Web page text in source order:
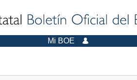
Mi BOE